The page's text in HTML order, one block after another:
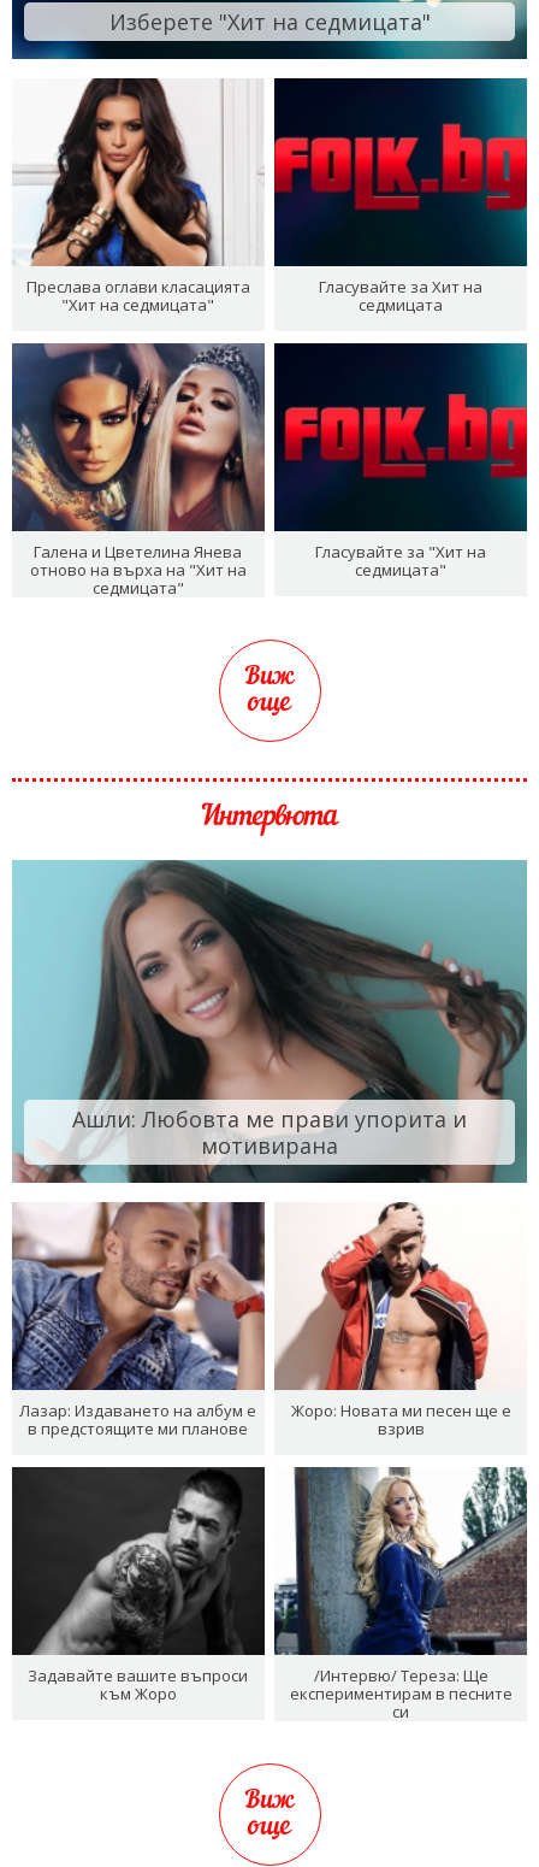
Изберете "Хит на седмицата"
Преслава оглави класацията
"Хит на седмицата"
Гласувайте за Хит на
седмицата
Галена и Цветелина Янева
отново на върха на "Хит на
седмицата"
Гласувайте за "Хит на
седмицата"
Виж
още
Интервюта
Ашли: Любовта ме прави упорита и
мотивирана
Лазар: Издаването на албум е
в предстоящите ми планове
Жоро: Новата ми песен ще е
взрив
Задавайте вашите въпроси
към Жоро
/Интервю/ Тереза: Ще
експериментирам в песните
си
Виж
още